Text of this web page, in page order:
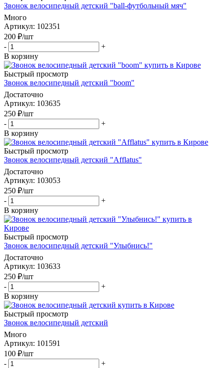
Звонок велосипедный детский "ball-футбольный мяч"
Много
Артикул: 102351
200 ₽/шт
-
+
В корзину
Быстрый просмотр
Звонок велосипедный детский "boom"
Достаточно
Артикул: 103635
250 ₽/шт
-
+
В корзину
Быстрый просмотр
Звонок велосипедный детский "Afflatus"
Достаточно
Артикул: 103053
250 ₽/шт
-
+
В корзину
Быстрый просмотр
Звонок велосипедный детский "Улыбнись!"
Достаточно
Артикул: 103633
250 ₽/шт
-
+
В корзину
Быстрый просмотр
Звонок велосипедный детский
Много
Артикул: 101591
100 ₽/шт
-
+